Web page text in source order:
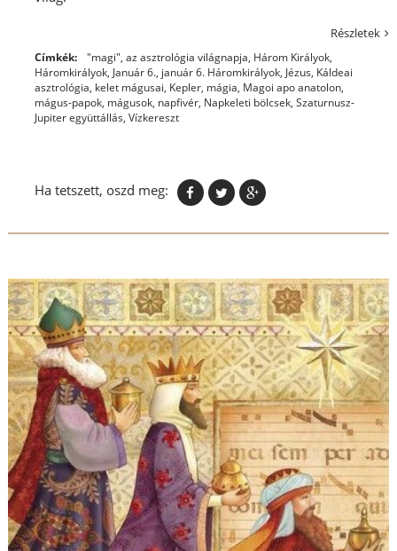
Részletek
Címkék: "magi", az asztrológia világnapja, Három Királyok,
Háromkirályok, Január 6., január 6. Háromkirályok, Jézus, Káldeai
asztrológia, kelet mágusai, Kepler, mágia, Magoi apo anatolon,
mágus-papok, mágusok, napfivér, Napkeleti bölcsek, Szaturnusz-
Jupiter együttállás, Vízkereszt
Ha tetszett, oszd meg: